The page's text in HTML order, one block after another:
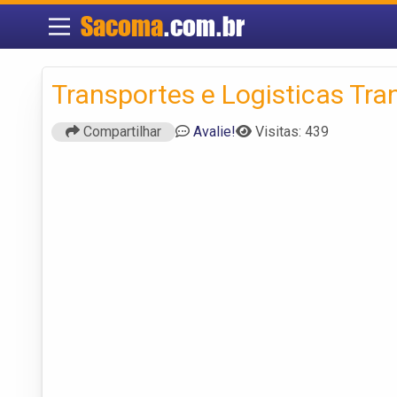
Sacoma.com.br
Transportes e Logisticas
Compartilhar Avalie! Visitas: 439